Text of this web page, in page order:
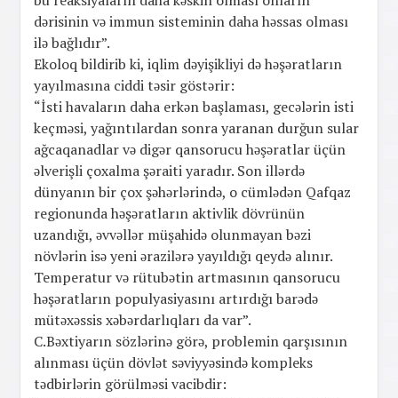
dərisinin və immun sisteminin daha həssas olması
ilə bağlıdır”.
Ekoloq bildirib ki, iqlim dəyişikliyi də həşəratların
yayılmasına ciddi təsir göstərir:
“İsti havaların daha erkən başlaması, gecələrin isti
keçməsi, yağıntılardan sonra yaranan durğun sular
ağcaqanadlar və digər qansorucu həşəratlar üçün
əlverişli çoxalma şəraiti yaradır. Son illərdə
dünyanın bir çox şəhərlərində, o cümlədən Qafqaz
regionunda həşəratların aktivlik dövrünün
uzandığı, əvvəllər müşahidə olunmayan bəzi
növlərin isə yeni ərazilərə yayıldığı qeydə alınır.
Temperatur və rütubətin artmasının qansorucu
həşəratların populyasiyasını artırdığı barədə
mütəxəssis xəbərdarlıqları da var”.
C.Bəxtiyarın sözlərinə görə, problemin qarşısının
alınması üçün dövlət səviyyəsində kompleks
tədbirlərin görülməsi vacibdir: